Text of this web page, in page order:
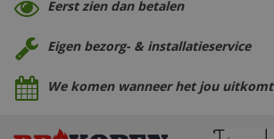
Eerst zien dan betalen
Eigen bezorg- & installatieservice
We komen wanneer het jou uitkomt